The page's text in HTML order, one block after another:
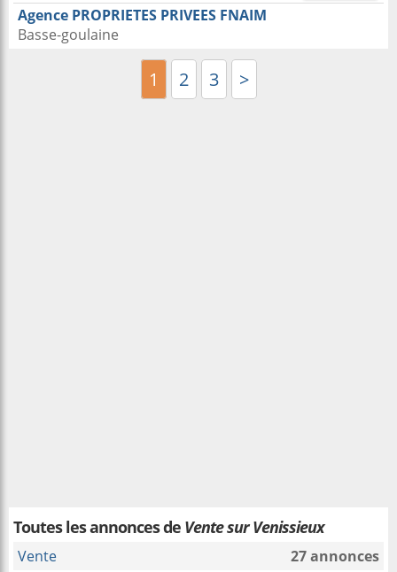
Agence PROPRIETES PRIVEES FNAIM
Basse-goulaine
1 2 3 >
Toutes les annonces de Vente sur Venissieux
Vente
27 annonces